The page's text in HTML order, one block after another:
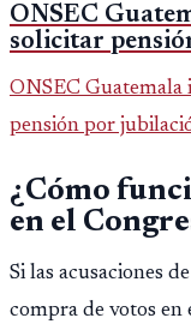
ONSEC
solicitar
ONSEC
pensión por
importar edad.
¿Cómo
en el
Si las acusaciones
compra de votos